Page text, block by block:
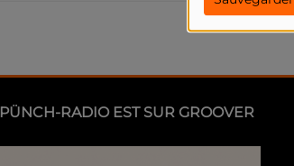
PÜNCH-RADIO EST SUR GROOVER